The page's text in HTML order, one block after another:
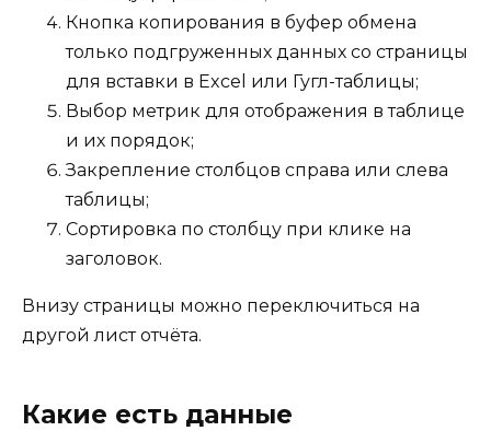
Кнопка копирования в буфер обмена
только подгруженных данных со страницы
для вставки в Excel или Гугл-таблицы;
Выбор метрик для отображения в таблице
и их порядок;
Закрепление столбцов справа или слева
таблицы;
Сортировка по столбцу при клике на
заголовок.
Внизу страницы можно переключиться на
другой лист отчёта.
Какие есть данные